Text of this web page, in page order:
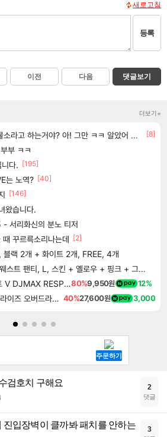
새로고침
등록
이전 다음 댓글보기
더보기+
라고 하는거야? 아! 그만 ㅋㅋ 알았어 ㅋㅋ
[8]
부 ㅋㅋ
다. [195]
는 노역? [40]
[146]
왔습니다.
- 서리화신의 분노 티저
꾸르륵소리나는데
[2]
블랙 2개 + 화이트 2개, FREE, 4개
킨 + 옐로우 + 핑크 + 그린 + 블루 + 오렌지 + 카키 + 라벤더, 8개입, 1세트
디제이맥스 리스펙트 V DJMAX RESPECT V80%9,950원 12%
나 혼자만 레벨업 어라이즈 오버드라이브 Solo Leveling Arise 40%27,600원 3,000
검호치 구해요 2
댓글
진입장벽이 클까봐 패치를 안하는
3